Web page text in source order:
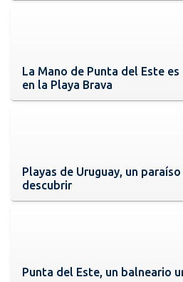
La Mano de Punta del Este
en la Playa Brava
Playas de Uruguay, un
descubrir
Punta del Este, un balneario